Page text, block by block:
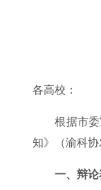
各高校：
根据市
知》（渝科
一、辩